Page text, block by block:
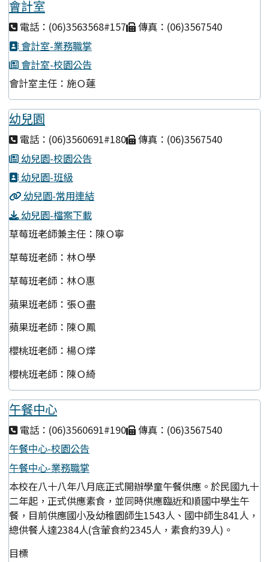
會計室
電話：(06)3563568#157
傳真：(06)3567540
會計室-業務職掌
會計室-校園公告
會計室主任：施Ｏ蓮
幼兒園
電話：(06)3560691#180
傳真：(06)3567540
幼兒園-校園公告
幼兒園-班級
幼兒園-常用連結
幼兒園-檔案下載
草莓班老師兼主任：陳Ｏ寧
草莓班老師：林Ｏ學
草莓班老師：林Ｏ惠
蘋果班老師：張Ｏ盡
蘋果班老師：陳Ｏ鳳
櫻桃班老師：楊Ｏ燁
櫻桃班老師：陳Ｏ綺
午餐中心
電話：(06)3560691#190
傳真：(06)3567540
午餐中心-校園公告
午餐中心-業務職掌
本校在八十八年八月底正式開辦學童午餐供應。於民國九十
二年起，正式供應素食，並同時供應臨近和順國中學生午
餐，目前供應國小及幼稚園師生1543人、國中師生841人，
總供餐人達2384人(含葷食約2345人，素食約39人)。
目標